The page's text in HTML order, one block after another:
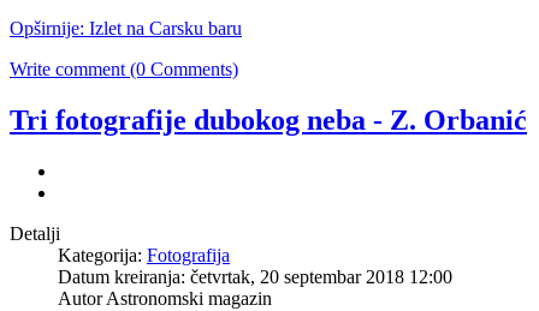
Opširnije: Izlet na Carsku baru
Write comment (0 Comments)
Tri fotografije dubokog neba - Z. Orbanić
Detalji
Kategorija: Fotografija
Datum kreiranja: četvrtak, 20 septembar 2018 12:00
AutorAstronomski magazin